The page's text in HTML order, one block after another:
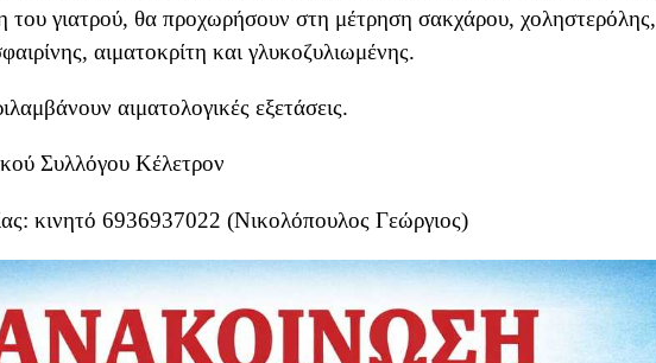
του γιατρού, θα προχωρήσουν στη μέτρηση σακχάρου, χοληστερόλης,
αιματοκρίτη και γλυκοζυλιωμένης.
αιματολογικές εξετάσεις.
Συλλόγου Κέλετρον
κινητό 6936937022 (Νικολόπουλος Γεώργιος)